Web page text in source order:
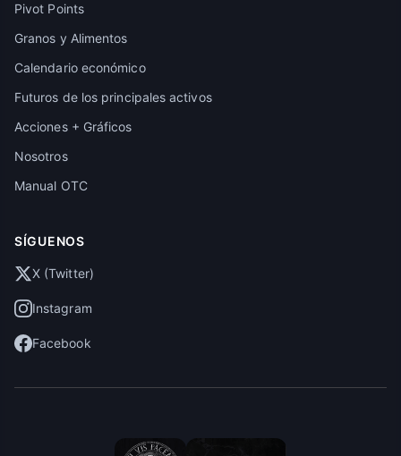
Pivot Points
Granos y Alimentos
Calendario económico
Futuros de los principales activos
Acciones + Gráficos
Nosotros
Manual OTC
SÍGUENOS
X (Twitter)
Instagram
Facebook